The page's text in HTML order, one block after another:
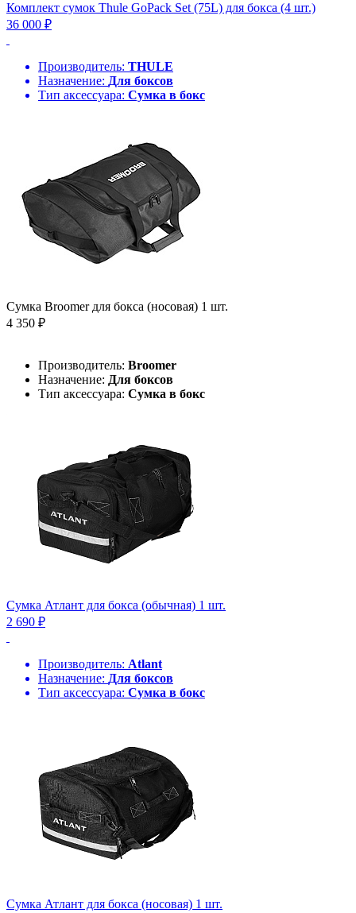
Комплект сумок Thule GoPack Set (75L) для бокса (4 шт.)
36 000 ₽
Производитель: THULE
Назначение: Для боксов
Тип аксессуара: Сумка в бокс
Сумка Broomer для бокса (носовая) 1 шт.
4 350 ₽
Производитель: Broomer
Назначение: Для боксов
Тип аксессуара: Сумка в бокс
Сумка Атлант для бокса (обычная) 1 шт.
2 690 ₽
Производитель: Atlant
Назначение: Для боксов
Тип аксессуара: Сумка в бокс
Сумка Атлант для бокса (носовая) 1 шт.